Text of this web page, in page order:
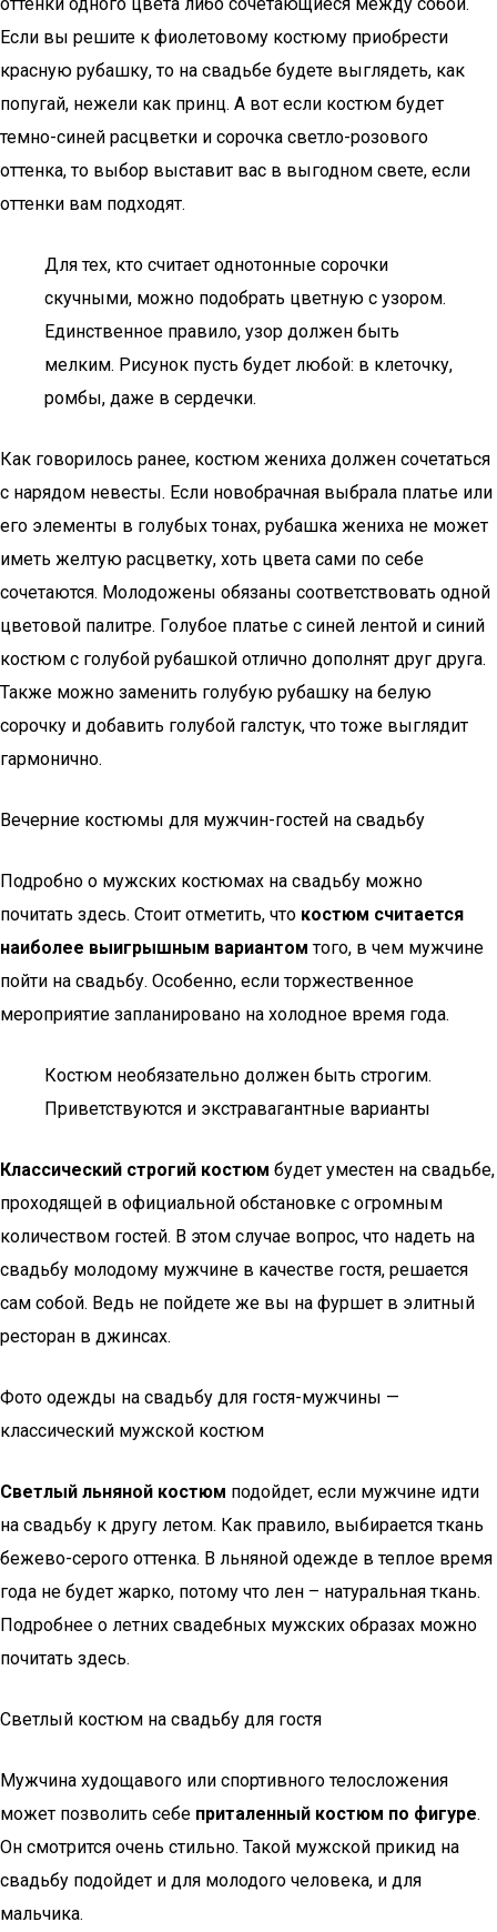
Если вы решите к фиолетовому костюму приобрести
красную рубашку, то на свадьбе будете выглядеть, как
попугай, нежели как принц. А вот если костюм будет
темно-синей расцветки и сорочка светло-розового
оттенка, то выбор выставит вас в выгодном свете, если
оттенки вам подходят.
Для тех, кто считает однотонные сорочки
скучными, можно подобрать цветную с узором.
Единственное правило, узор должен быть
мелким. Рисунок пусть будет любой: в клеточку,
ромбы, даже в сердечки.
Как говорилось ранее, костюм жениха должен сочетаться
с нарядом невесты. Если новобрачная выбрала платье или
его элементы в голубых тонах, рубашка жениха не может
иметь желтую расцветку, хоть цвета сами по себе
сочетаются. Молодожены обязаны соответствовать одной
цветовой палитре. Голубое платье с синей лентой и синий
костюм с голубой рубашкой отлично дополнят друг друга.
Также можно заменить голубую рубашку на белую
сорочку и добавить голубой галстук, что тоже выглядит
гармонично.
Вечерние костюмы для мужчин-гостей на свадьбу
Подробно о мужских костюмах на свадьбу можно
почитать здесь. Стоит отметить, что костюм считается
наиболее выигрышным вариантом того, в чем мужчине
пойти на свадьбу. Особенно, если торжественное
мероприятие запланировано на холодное время года.
Костюм необязательно должен быть строгим.
Приветствуются и экстравагантные варианты
Классический строгий костюм будет уместен на свадьбе,
проходящей в официальной обстановке с огромным
количеством гостей. В этом случае вопрос, что надеть на
свадьбу молодому мужчине в качестве гостя, решается
сам собой. Ведь не пойдете же вы на фуршет в элитный
ресторан в джинсах.
Фото одежды на свадьбу для гостя-мужчины —
классический мужской костюм
Светлый льняной костюм подойдет, если мужчине идти
на свадьбу к другу летом. Как правило, выбирается ткань
бежево-серого оттенка. В льняной одежде в теплое время
года не будет жарко, потому что лен – натуральная ткань.
Подробнее о летних свадебных мужских образах можно
почитать здесь.
Светлый костюм на свадьбу для гостя
Мужчина худощавого или спортивного телосложения
может позволить себе приталенный костюм по фигуре.
Он смотрится очень стильно. Такой мужской прикид на
свадьбу подойдет и для молодого человека, и для
мальчика.